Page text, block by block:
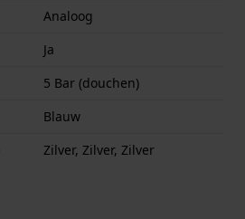
Analoog
Ja
5 Bar (douchen)
Blauw
Zilver, Zilver, Zilver